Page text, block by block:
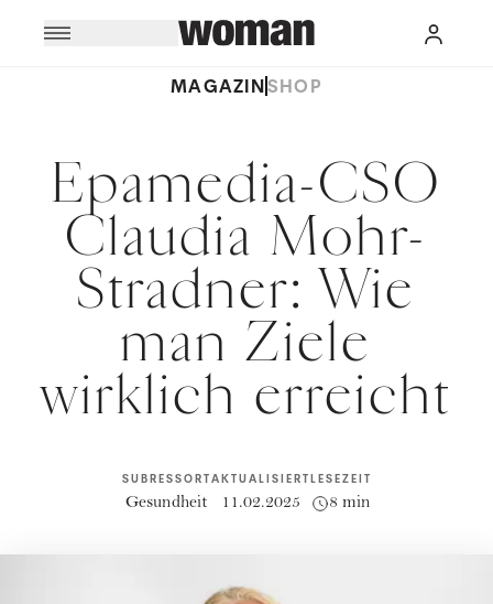
MAGAZINSHOP
Epamedia-CSO
Claudia Mohr-
Stradner: Wie
man Ziele
wirklich erreicht
SUBRESSORT
Gesundheit
AKTUALISIERT
11.02.2025
LESEZEIT
8 min